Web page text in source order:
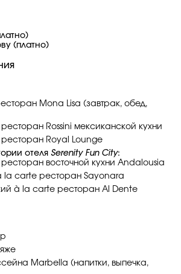
(платно)
Mona Lisa (завтрак, обед,
Rossini мексиканской кухни
Royal Lounge
отеля Serenity Fun City:
восточной кухни Andalousia
la carte ресторан Sayonara
à la carte ресторан Al Dente
Marbella (напитки, выпечка,